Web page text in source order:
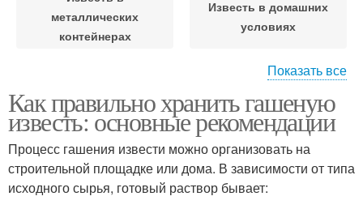
металлических
контейнерах
Известь в домашних
условиях
количествах
Место для хранения
Хлорная известь Известь без потери
Показать все
Как правильно хранить гашеную
известь: основные рекомендации
Процесс гашения извести можно организовать на
строительной площадке или дома. В зависимости от типа
исходного сырья, готовый раствор бывает: